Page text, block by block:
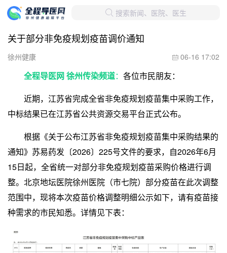
 搜索新闻、医院、医生
关于部分非免疫规划疫苗调价通知
徐州健康  06-16 17:02
全程导医网 徐州传染频道： 各位市民朋友：
近期，江苏省完成全省非免疫规划疫苗集中采购工作，
中标结果已在江苏省公共资源交易平台正式公布。
根据《关于公布江苏省非免疫规划疫苗集中采购结果的
通知》苏易药发〔2026〕225号文件的要求，自2026年6月
15日起，全省统一对部分非免疫规划疫苗采购价格进行调
整。北京地坛医院徐州医院（市七院）部分疫苗在此次调整
范围中，现将本次疫苗价格调整明细公示如下，请有疫苗接
种需求的市民知悉。详情见下表：